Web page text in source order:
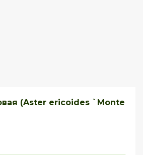
(Aster ericoides `Monte